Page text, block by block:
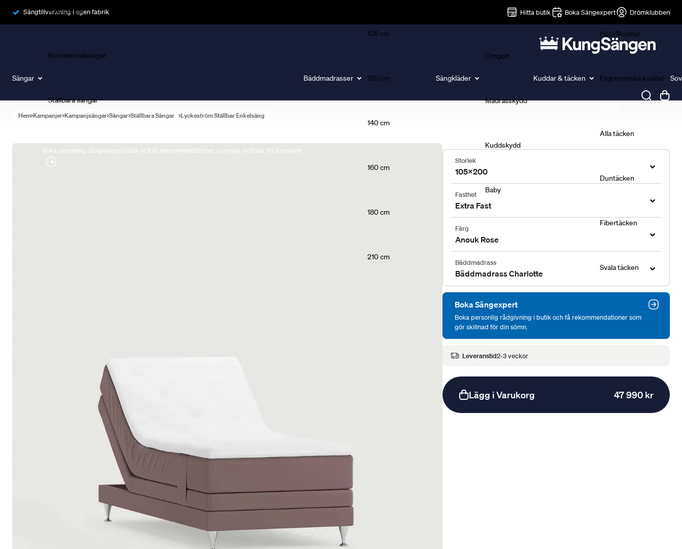
Sängtillverkning i egen fabrik Hitta butik Boka Sängexpert Drömklubben
Sängar
Ramsängar
Kontinentalsängar
Ställbara sängar
Boka personlig rådgivning i butik och få rekommendationer som gör skillnad för din sömn.
Bäddmadrasser
105 cm
120 cm
140 cm
160 cm
180 cm
210 cm
Sängkläder
Örngott
Madrasskydd
Kuddskydd
Baby
Kuddar & täcken
Hotellkuddar
Ergonomiska kuddar
Alla täcken
Duntäcken
Fibertäcken
Svala täcken
Hem Kampanjer Kampanjsängar Sängar Ställbara Sängar Lyckeström Ställbar Enkelsäng
Storlek
105x200
Fasthet
Extra Fast
Färg
Anouk Rose
Bäddmadrass
Bäddmadrass Charlotte
Boka Sängexpert
Boka personlig rådgivning i butik och få rekommendationer som
gör skillnad för din sömn.
Leveranstid2-3 veckor
Lägg i Varukorg 47 990 kr